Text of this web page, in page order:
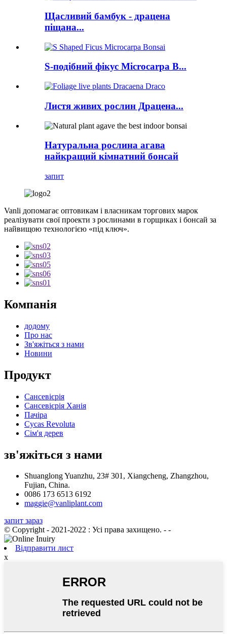
Щасливий бамбук - драцена
піщана...
S-подібний фікус Microcarpa B...
Листя живих рослин Драцена...
Натуральна рослина агава
найкращий кімнатний бонсай
запит
Vanli допомагає оптовикам і власникам торгових марок
реалізувати свої проекти з рослинами в горщиках і бонсай за
найвищою технологією «під ключ».
Компанія
додому
Про нас
Зв'яжіться з нами
Новини
Продукт
Сансевієрія
Сансевієрія Ханія
Пачіра
Cycas Revoluta
Сім'я дерев
зв'яжіться з нами
Shuanglong Yuanzhu, 23# 301, Xiangcheng, Zhangzhou,
Fujian, China.
0086 173 6513 6192
maggie@vanliplant.com
запит зараз
© Copyright - 2021-2022 : Усі права захищено. - -
Відправити лист
x